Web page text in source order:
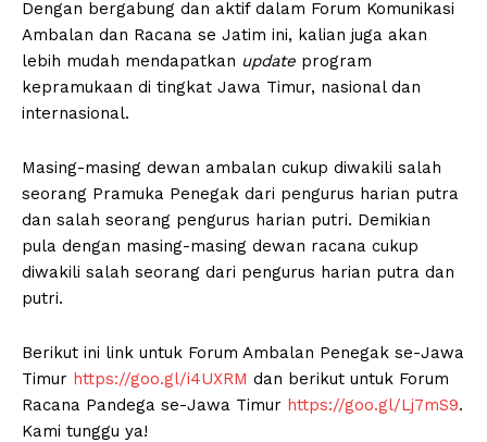
Dengan bergabung dan aktif dalam Forum Komunikasi
Ambalan dan Racana se Jatim ini, kalian juga akan
lebih mudah mendapatkan update program
kepramukaan di tingkat Jawa Timur, nasional dan
internasional.
Masing-masing dewan ambalan cukup diwakili salah
seorang Pramuka Penegak dari pengurus harian putra
dan salah seorang pengurus harian putri. Demikian
pula dengan masing-masing dewan racana cukup
diwakili salah seorang dari pengurus harian putra dan
putri.
Berikut ini link untuk Forum Ambalan Penegak se-Jawa
Timur https://goo.gl/i4UXRM dan berikut untuk Forum
Racana Pandega se-Jawa Timur https://goo.gl/Lj7mS9.
Kami tunggu ya!